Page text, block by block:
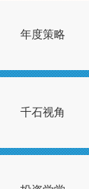
年度策略
千石视角